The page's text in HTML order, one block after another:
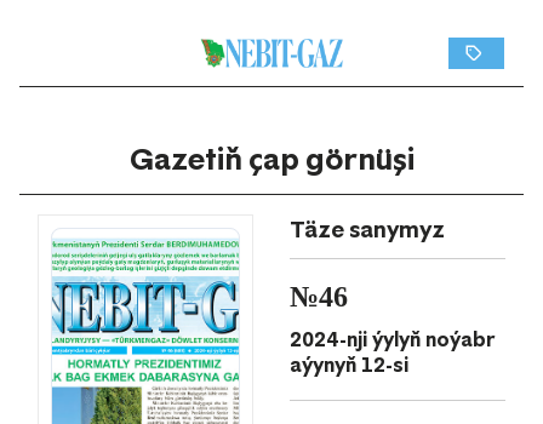
Gazetiň çap görnüşi
Täze sanymyz
№46
2024-nji ýylyň noýabr
aýynyň 12-si